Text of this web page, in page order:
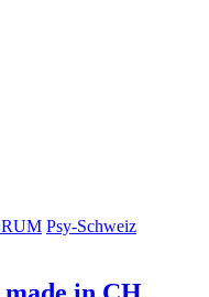
Psy-Schweiz